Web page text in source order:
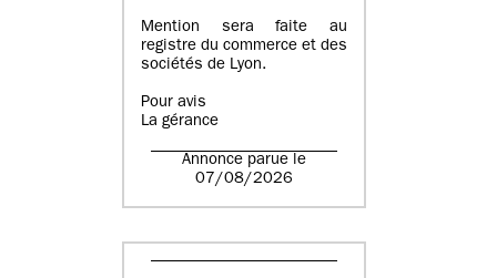
Mention sera faite au
registre du commerce et des
sociétés de Lyon.
Pour avis
La gérance
Annonce parue le
07/08/2026